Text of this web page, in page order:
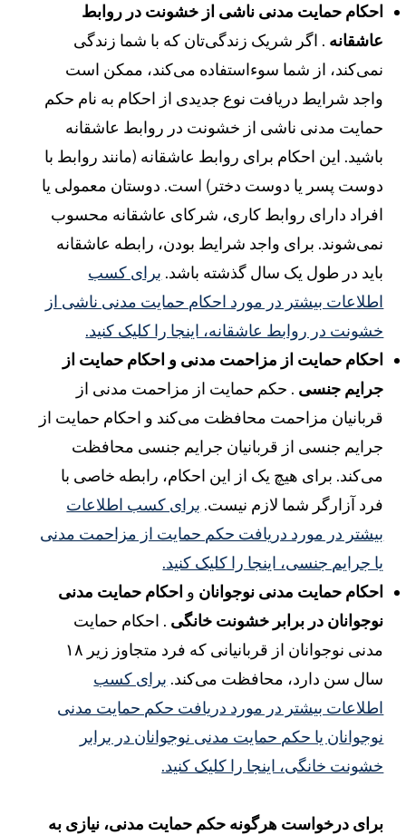
احکام حمایت مدنی ناشی از خشونت در روابط
عاشقانه. اگر شریک زندگی‌تان که با شما زندگی
نمی‌کند، از شما سوءاستفاده می‌کند، ممکن است
واجد شرایط دریافت نوع جدیدی از احکام به نام حکم
حمایت مدنی ناشی از خشونت در روابط عاشقانه
باشید. این احکام برای روابط عاشقانه (مانند روابط با
دوست پسر یا دوست دختر) است. دوستان معمولی یا
افراد دارای روابط کاری، شرکای عاشقانه محسوب
نمی‌شوند. برای واجد شرایط بودن، رابطه عاشقانه
باید در طول یک سال گذشته باشد.برای کسب
اطلاعات بیشتر در مورد احکام حمایت مدنی ناشی از
خشونت در روابط عاشقانه، اینجا را کلیک کنید.
احکام حمایت از مزاحمت مدنی و احکام حمایت از
جرایم جنسی. حکم حمایت از مزاحمت مدنی از
قربانیان مزاحمت محافظت می‌کند و احکام حمایت از
جرایم جنسی از قربانیان جرایم جنسی محافظت
می‌کند. برای هیچ یک از این احکام، رابطه خاصی با
فرد آزارگر شما لازم نیست.برای کسب اطلاعات
بیشتر در مورد دریافت حکم حمایت از مزاحمت مدنی
یا جرایم جنسی، اینجا را کلیک کنید.
احکام حمایت مدنی نوجوانان واحکام حمایت مدنی
نوجوانان در برابر خشونت خانگی. احکام حمایت
مدنی نوجوانان از قربانیانی که فرد متجاوز زیر ۱۸
سال سن دارد، محافظت می‌کند.برای کسب
اطلاعات بیشتر در مورد دریافت حکم حمایت مدنی
نوجوانان یا حکم حمایت مدنی نوجوانان در برابر
خشونت خانگی، اینجا را کلیک کنید.
برای درخواست هرگونه حکم حمایت مدنی، نیازی به